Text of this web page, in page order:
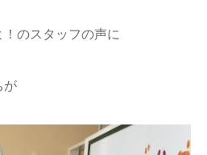
のスタッフの声に
が